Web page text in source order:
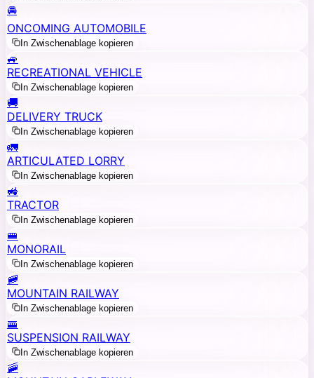
🚘
ONCOMING AUTOMOBILE
In Zwischenablage kopieren
🚙
RECREATIONAL VEHICLE
In Zwischenablage kopieren
🚚
DELIVERY TRUCK
In Zwischenablage kopieren
🚛
ARTICULATED LORRY
In Zwischenablage kopieren
🚜
TRACTOR
In Zwischenablage kopieren
🚝
MONORAIL
In Zwischenablage kopieren
🚞
MOUNTAIN RAILWAY
In Zwischenablage kopieren
🚟
SUSPENSION RAILWAY
In Zwischenablage kopieren
🚠